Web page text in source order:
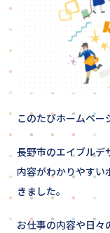
ご依頼の
Privacy Policy
Follow me：
このたびホームペー
長野市のエイブルデ
内容がわかりやすい
きました。
お仕事の内容や日々